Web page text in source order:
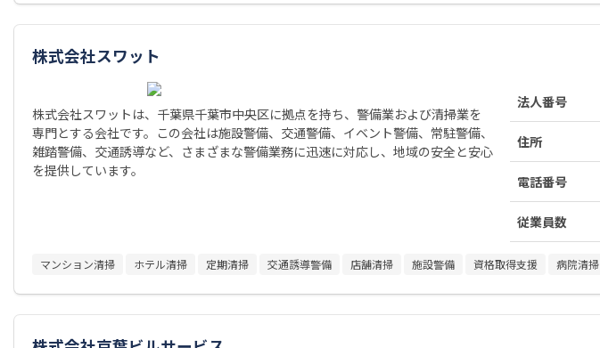
株式会社スワット
株式会社スワットは、千葉県千葉市中央区に拠点を持ち、警備業および清掃業を
専門とする会社です。この会社は施設警備、交通警備、イベント警備、常駐警備、
雑踏警備、交通誘導など、さまざまな警備業務に迅速に対応し、地域の安全と安心
を提供しています。
法人番号
住所
電話番号
従業員数
マンション清掃 ホテル清掃 定期清掃 交通誘導警備 店舗清掃 施設警備 資格取得支援 病院清掃